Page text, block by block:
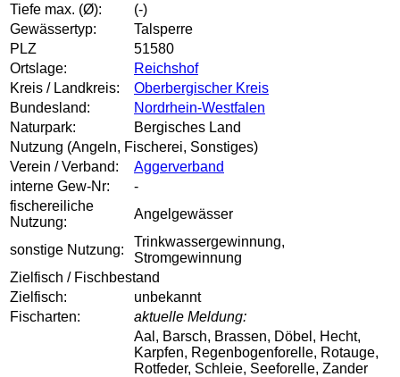
Tiefe max. (Ø):
(-)
Gewässertyp:
Talsperre
PLZ
51580
Ortslage:
Reichshof
Kreis / Landkreis:
Oberbergischer Kreis
Bundesland:
Nordrhein-Westfalen
Naturpark:
Bergisches Land
Nutzung (Angeln, Fischerei, Sonstiges)
Verein / Verband:
Aggerverband
interne Gew-Nr:
-
fischereiliche
Nutzung:
Angelgewässer
sonstige Nutzung:
Trinkwassergewinnung,
Stromgewinnung
Zielfisch / Fischbestand
Zielfisch:
unbekannt
Fischarten:
aktuelle Meldung:
Aal, Barsch, Brassen, Döbel, Hecht,
Karpfen, Regenbogenforelle, Rotauge,
Rotfeder, Schleie, Seeforelle, Zander